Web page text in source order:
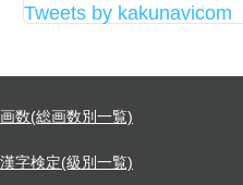
Tweets by kakunavicom
画数(総画数別一覧)
漢字検定(級別一覧)